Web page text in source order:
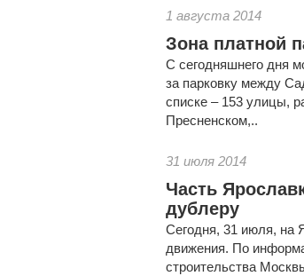
1 августа 2014
Зона платной
С сегодняшнего дня
за парковку между
списке – 153 улицы,
Пресненском,..
31 июля 2014
Часть
дублеру
Сегодня, 31 июля, на
движения. По
строительства